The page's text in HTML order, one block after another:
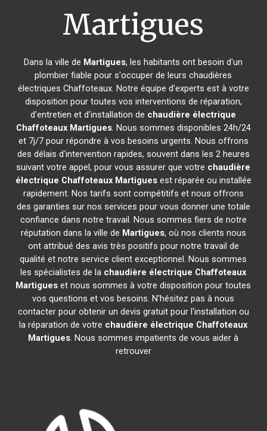
Martigues
Dans la ville de Martigues, les habitants ont besoin d'un
plombier fiable pour s'occuper de leurs chaudières
électriques Chaffoteaux. Notre équipe d'experts est à votre
disposition pour toutes vos interventions de réparation,
d'entretien et d'installation de chaudière électrique
Chaffoteaux Martigues. Nous sommes disponibles 24h/24
et 7j/7 pour répondre à vos besoins urgents. Nous offrons
des délais d'intervention rapides, souvent dans les 2 heures
suivant votre appel, pour vous assurer que votre chaudière
électrique Chaffoteaux Martiguesest réparée ou installée
rapidement. Nos tarifs sont compétitifs et nous offrons
des garanties sur nos services pour vous donner une totale
confiance dans notre travail. Nous sommes fiers de notre
réputation dans la ville de Martigues, où nos clients nous
ont attribué des avis très positifs pour notre travail de
qualité et notre service client exceptionnel. Nous sommes
les spécialistes de la chaudière électrique Chaffoteaux
Martigues et nous sommes à votre disposition pour toutes
vos questions et vos besoins. N'hésitez pas à nous
contacter pour obtenir un devis gratuit pour l'installation ou
la réparation de votre chaudière électrique Chaffoteaux
Martigues. Nous sommes impatients de vous aider à
retrouver